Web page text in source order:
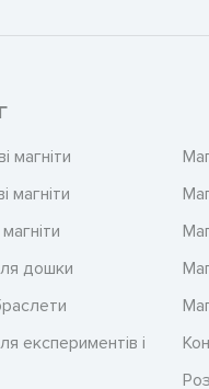
магніти
магніти
дошки
експериментів і